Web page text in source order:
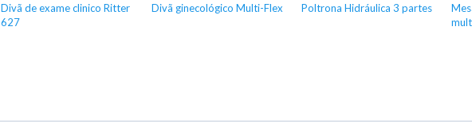
Divã de exame clinico Ritter
627
Divã ginecológico Multi-Flex Poltrona Hidráulica 3 partes